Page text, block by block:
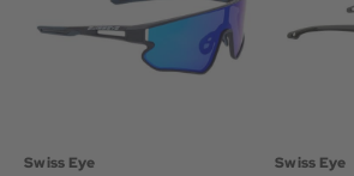
Swiss Eye
Swiss Eye